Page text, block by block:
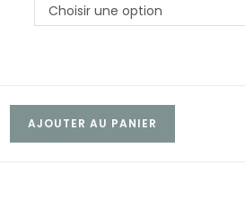
Choisir une option
AJOUTER AU PANIER